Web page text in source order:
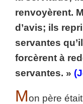
renvoyèrent.
d’avis; ils
servantes
forcèrent à
servantes. »
Mon père